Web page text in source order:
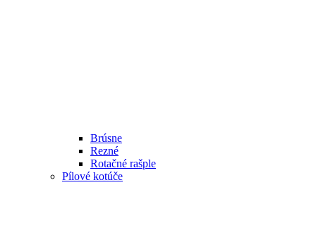
Brúsne
Rezné
Rotačné rašple
Pílové kotúče